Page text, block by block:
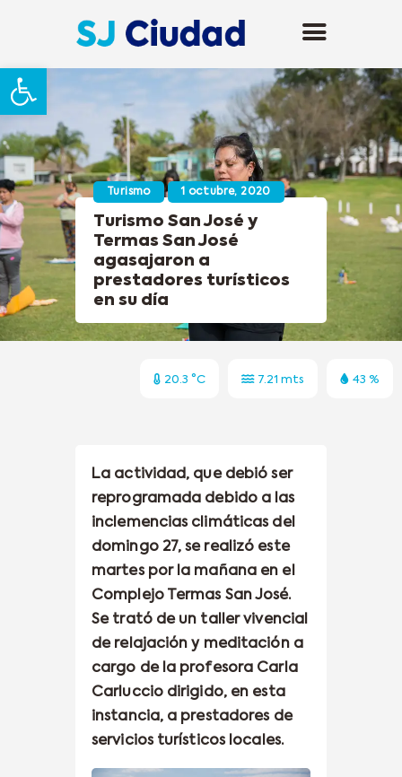
Abrir barra de herramientas
Turismo 1 octubre, 2020
Turismo San José y
Termas San José
agasajaron a
prestadores turísticos
en su día
20.3 °C 7.21 mts 43 %
La actividad, que debió ser
reprogramada debido a las
inclemencias climáticas del
domingo 27, se realizó este
martes por la mañana en el
Complejo Termas San José.
Se trató de un taller vivencial
de relajación y meditación a
cargo de la profesora Carla
Carluccio dirigido, en esta
instancia, a prestadores de
servicios turísticos locales.